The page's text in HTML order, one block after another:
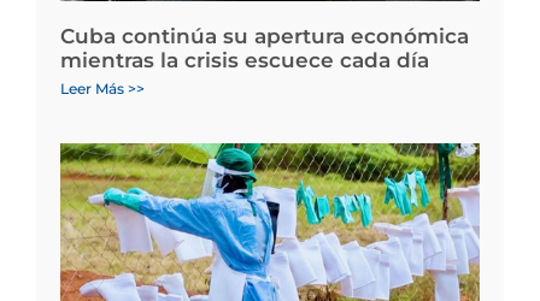
Cuba continúa su apertura económica
mientras la crisis escuece cada día
Leer Más >>